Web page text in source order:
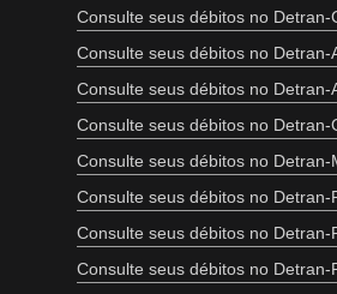
Consulte seus débitos no Detran-
Consulte seus débitos no Detran-
Consulte seus débitos no Detran-
Consulte seus débitos no Detran-
Consulte seus débitos no Detran-
Consulte seus débitos no Detran-
Consulte seus débitos no Detran-
Consulte seus débitos no Detran-